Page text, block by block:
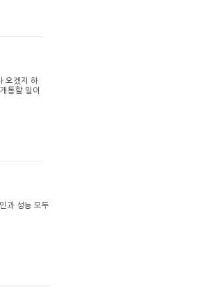
오겠지 하
통할 일이
과 성능 모두